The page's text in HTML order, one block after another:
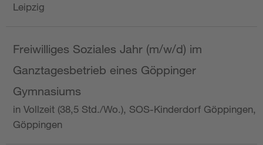
Leipzig
Freiwilliges Soziales Jahr (m/w/d) im
Ganztagesbetrieb eines Göppinger
Gymnasiums
in Vollzeit (38,5 Std./Wo.), SOS-Kinderdorf Göppingen,
Göppingen